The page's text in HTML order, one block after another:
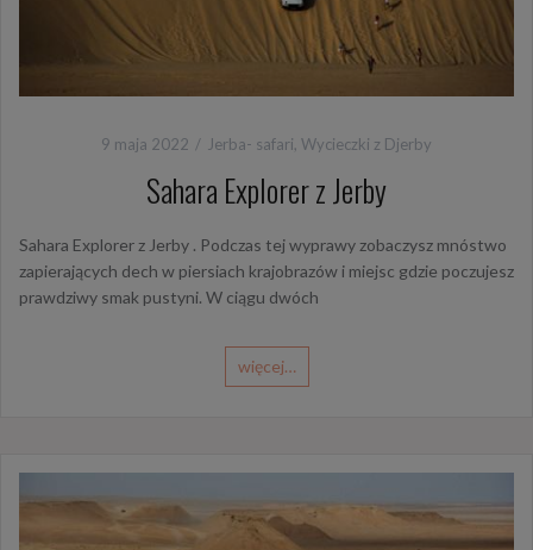
9 maja 2022 Jerba- safari, Wycieczki z Djerby
Sahara Explorer z Jerby
Sahara Explorer z Jerby . Podczas tej wyprawy zobaczysz mnóstwo
zapierających dech w piersiach krajobrazów i miejsc gdzie poczujesz
prawdziwy smak pustyni. W ciągu dwóch
więcej…